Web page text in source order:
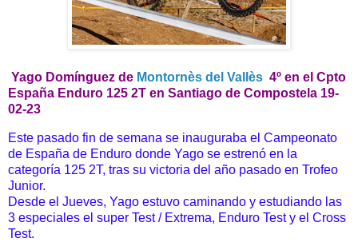
Yago Domínguez de Montornès del Vallès 4º en el Cpto
España Enduro 125 2T en Santiago de Compostela 19-
02-23
Este pasado fin de semana se inauguraba el Campeonato
de España de Enduro donde Yago se estrenó en la
categoría 125 2T, tras su victoria del año pasado en Trofeo
Junior.
Desde el Jueves, Yago estuvo caminando y estudiando las
3 especiales el super Test / Extrema, Enduro Test y el Cross
Test.